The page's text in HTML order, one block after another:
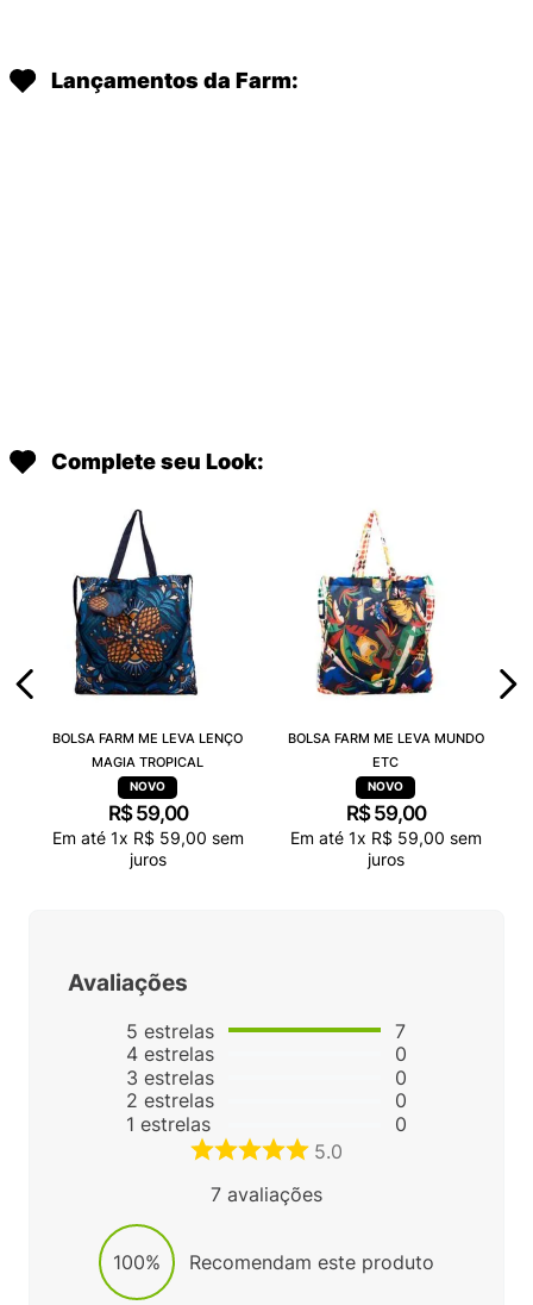
Lançamentos da Farm:
Complete seu Look:
BOLSA FARM ME LEVA LENÇO
MAGIA TROPICAL
R$ 59,00
Em até 1x R$ 59,00 sem
juros
BOLSA FARM ME LEVA MUNDO
ETC
R$ 59,00
Em até 1x R$ 59,00 sem
juros
Avaliações
5 estrelas
4 estrelas
3 estrelas
2 estrelas
1 estrelas
7
0
0
0
0
5.0
7 avaliações
100% Recomendam este produto